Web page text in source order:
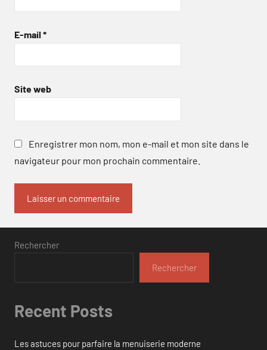
E-mail *
Site web
Enregistrer mon nom, mon e-mail et mon site dans le
navigateur pour mon prochain commentaire.
Rechercher
Rechercher
Recent Posts
Les astuces pour parfaire la menuiserie moderne